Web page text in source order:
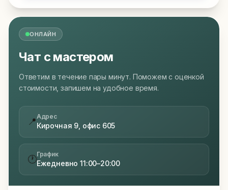
ОНЛАЙН
Чат с мастером
Ответим в течение пары минут. Поможем с оценкой
стоимости, запишем на удобное время.
📍Адрес
Кирочная 9, офис 605
🕐График
Ежедневно 11:00–20:00